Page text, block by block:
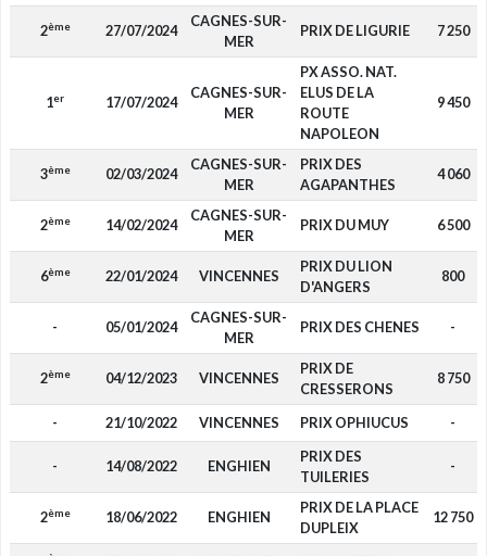
2ème 27/07/2024
CAGNES-SUR-
MER
PRIX DE LIGURIE 7 250
1er 17/07/2024
CAGNES-SUR-
MER
PX ASSO. NAT.
ELUS DE LA
ROUTE
NAPOLEON
9 450
3ème 02/03/2024
CAGNES-SUR-
MER
PRIX DES
AGAPANTHES
4 060
2ème 14/02/2024
CAGNES-SUR-
MER
PRIX DU MUY 6 500
6ème 22/01/2024 VINCENNES
PRIX DU LION
D'ANGERS
800
- 05/01/2024
CAGNES-SUR-
MER
PRIX DES CHENES -
2ème 04/12/2023 VINCENNES
PRIX DE
CRESSERONS
8 750
- 21/10/2022 VINCENNES PRIX OPHIUCUS -
- 14/08/2022 ENGHIEN
PRIX DES
TUILERIES
-
2ème 18/06/2022 ENGHIEN
PRIX DE LA PLACE
DUPLEIX
12 750